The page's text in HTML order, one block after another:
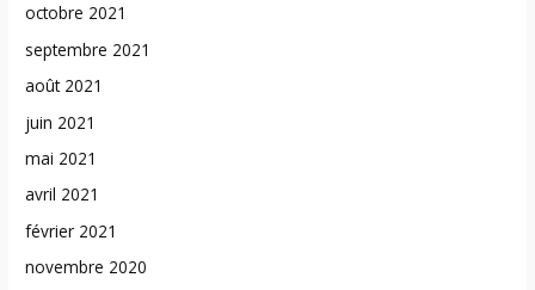
octobre 2021
septembre 2021
août 2021
juin 2021
mai 2021
avril 2021
février 2021
novembre 2020